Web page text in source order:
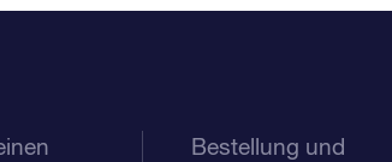
Bestellung und